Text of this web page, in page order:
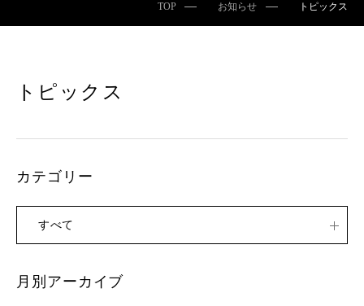
TOP お知らせ トピックス
トピックス
カテゴリー
すべて
月別アーカイブ